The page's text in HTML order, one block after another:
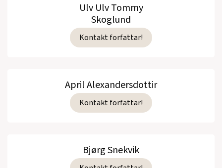
Ulv Ulv Tommy
Skoglund
Kontakt forfattar!
April Alexandersdottir
Kontakt forfattar!
Bjørg Snekvik